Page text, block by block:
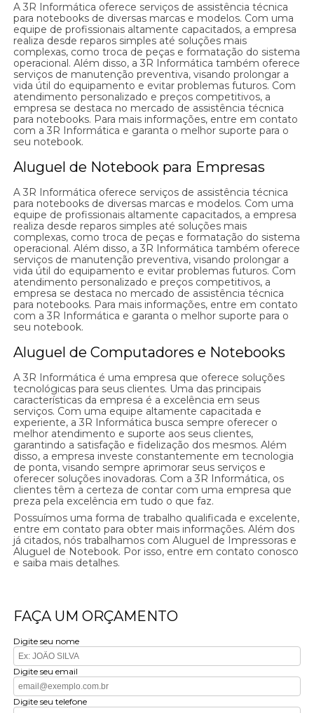
A 3R Informática oferece serviços de assistência técnica
para notebooks de diversas marcas e modelos. Com uma
equipe de profissionais altamente capacitados, a empresa
realiza desde reparos simples até soluções mais
complexas, como troca de peças e formatação do sistema
operacional. Além disso, a 3R Informática também oferece
serviços de manutenção preventiva, visando prolongar a
vida útil do equipamento e evitar problemas futuros. Com
atendimento personalizado e preços competitivos, a
empresa se destaca no mercado de assistência técnica
para notebooks. Para mais informações, entre em contato
com a 3R Informática e garanta o melhor suporte para o
seu notebook.
Aluguel de Notebook para Empresas
A 3R Informática oferece serviços de assistência técnica
para notebooks de diversas marcas e modelos. Com uma
equipe de profissionais altamente capacitados, a empresa
realiza desde reparos simples até soluções mais
complexas, como troca de peças e formatação do sistema
operacional. Além disso, a 3R Informática também oferece
serviços de manutenção preventiva, visando prolongar a
vida útil do equipamento e evitar problemas futuros. Com
atendimento personalizado e preços competitivos, a
empresa se destaca no mercado de assistência técnica
para notebooks. Para mais informações, entre em contato
com a 3R Informática e garanta o melhor suporte para o
seu notebook.
Aluguel de Computadores e Notebooks
A 3R Informática é uma empresa que oferece soluções
tecnológicas para seus clientes. Uma das principais
características da empresa é a excelência em seus
serviços. Com uma equipe altamente capacitada e
experiente, a 3R Informática busca sempre oferecer o
melhor atendimento e suporte aos seus clientes,
garantindo a satisfação e fidelização dos mesmos. Além
disso, a empresa investe constantemente em tecnologia
de ponta, visando sempre aprimorar seus serviços e
oferecer soluções inovadoras. Com a 3R Informática, os
clientes têm a certeza de contar com uma empresa que
preza pela excelência em tudo o que faz.
Possuímos uma forma de trabalho qualificada e excelente,
entre em contato para obter mais informações. Além dos
já citados, nós trabalhamos com Aluguel de Impressoras e
Aluguel de Notebook. Por isso, entre em contato conosco
e saiba mais detalhes.
FAÇA UM ORÇAMENTO
Digite seu nome
Digite seu email
Digite seu telefone